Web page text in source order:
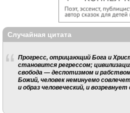
Случайная цитата
Прогресс, отрицающий Бога и
становится регрессом;
свобода — деспотизмом и
Божий, человек неминуемо
и образ человеческий, и возревнует